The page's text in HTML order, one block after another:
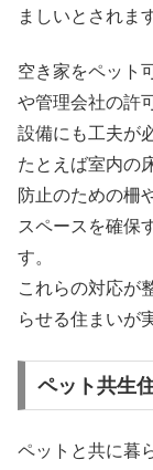
ましいとされま
空き家をペット
や管理会社の許
設備にも工夫が
たとえば室内の
防止のための柵
スペースを確保
す。
これらの対応が
らせる住まいが
ペット共生
ペットと共に暮